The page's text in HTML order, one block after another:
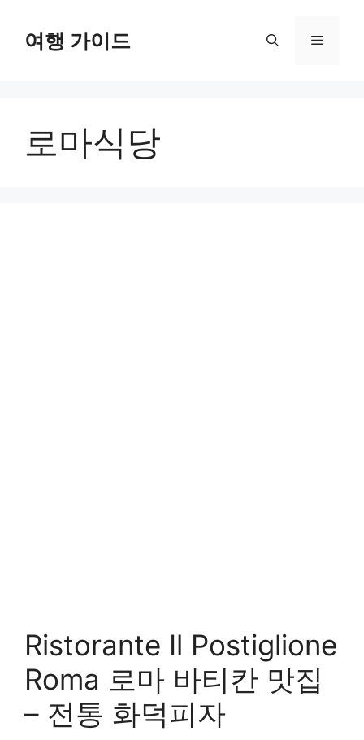
여행 가이드 메
로마식당
Ristorante Il Postiglione
Roma 로마 바티칸 맛집
– 전통 화덕피자